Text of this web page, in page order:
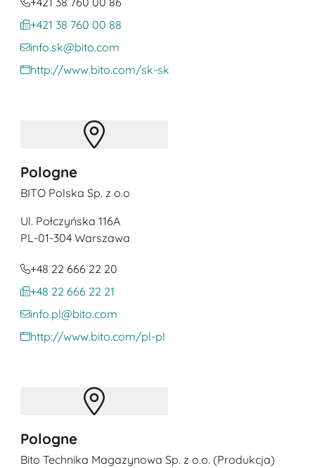
+421 38 760 00 88
info.sk@bito.com
http://www.bito.com/sk-sk
Pologne
BITO Polska Sp. z o.o
Ul. Połczyńska 116A
PL-01-304 Warszawa
+48 22 666 22 20
+48 22 666 22 21
info.pl@bito.com
http://www.bito.com/pl-pl
Pologne
Bito Technika Magazynowa Sp. z o.o. (Produkcja)